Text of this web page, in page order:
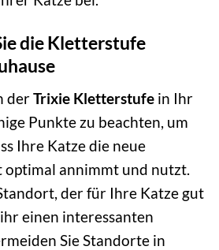
die Kletterstufe
derTrixie Kletterstufe in Ihr
Punkte zu beachten, um
Ihre Katze die neue
annimmt und nutzt.
der für Ihre Katze gut
einen interessanten
Sie Standorte in